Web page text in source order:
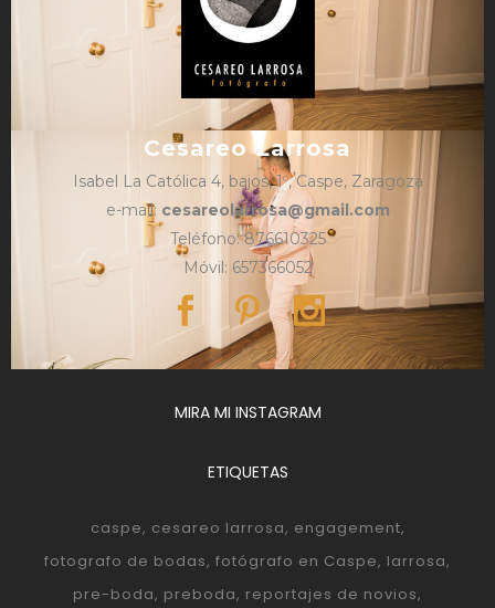
Cesareo Larrosa
Isabel La Católica 4, bajos, 1º, Caspe, Zaragoza
e-mail: cesareolarrosa@gmail.com
Teléfono: 876610325
Móvil: 657366052
MIRA MI INSTAGRAM
ETIQUETAS
caspe cesareo larrosa engagement
fotografo de bodas fotógrafo en Caspe larrosa
pre-boda preboda reportajes de novios